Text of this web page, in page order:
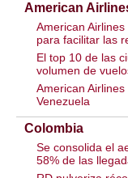
American
American
para facilitar las
El top 10 de las
volumen de
American
Venezuela
Colombia
Se consolida el
58% de las